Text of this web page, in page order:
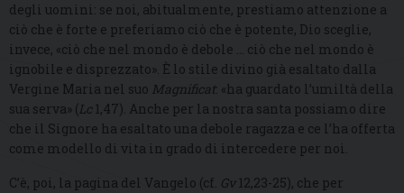
degli uomini: se noi, abitualmente, prestiamo attenzione a
ciò che è forte e preferiamo ciò che è potente, Dio sceglie,
invece, «ciò che nel mondo è debole … ciò che nel mondo è
ignobile e disprezzato». È lo stile divino già esaltato dalla
Vergine Maria nel suo Magnificat: «ha guardato l’umiltà della
sua serva» (Lc1,47). Anche per la nostra santa possiamo dire
che il Signore ha esaltato una debole ragazza e ce l’ha offerta
come modello di vita in grado di intercedere per noi.
C’è, poi, la pagina del Vangelo (cf. Gv12,23-25), che per